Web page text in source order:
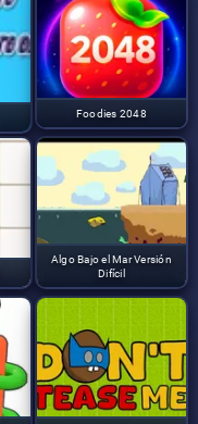
Foodies 2048
Algo Bajo el Mar Versión
Difícil